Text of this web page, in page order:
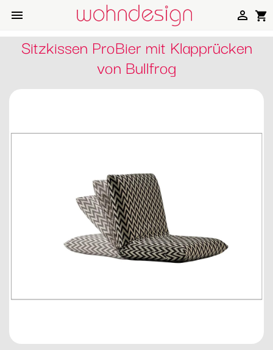
 shopping_cart

Sitzkissen ProBier mit Klapprücken
von Bullfrog